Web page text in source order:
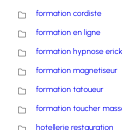
formation cordiste
formation en ligne
formation hypnose
formation magnetiseur
formation tatoueur
formation toucher
hotellerie restauration